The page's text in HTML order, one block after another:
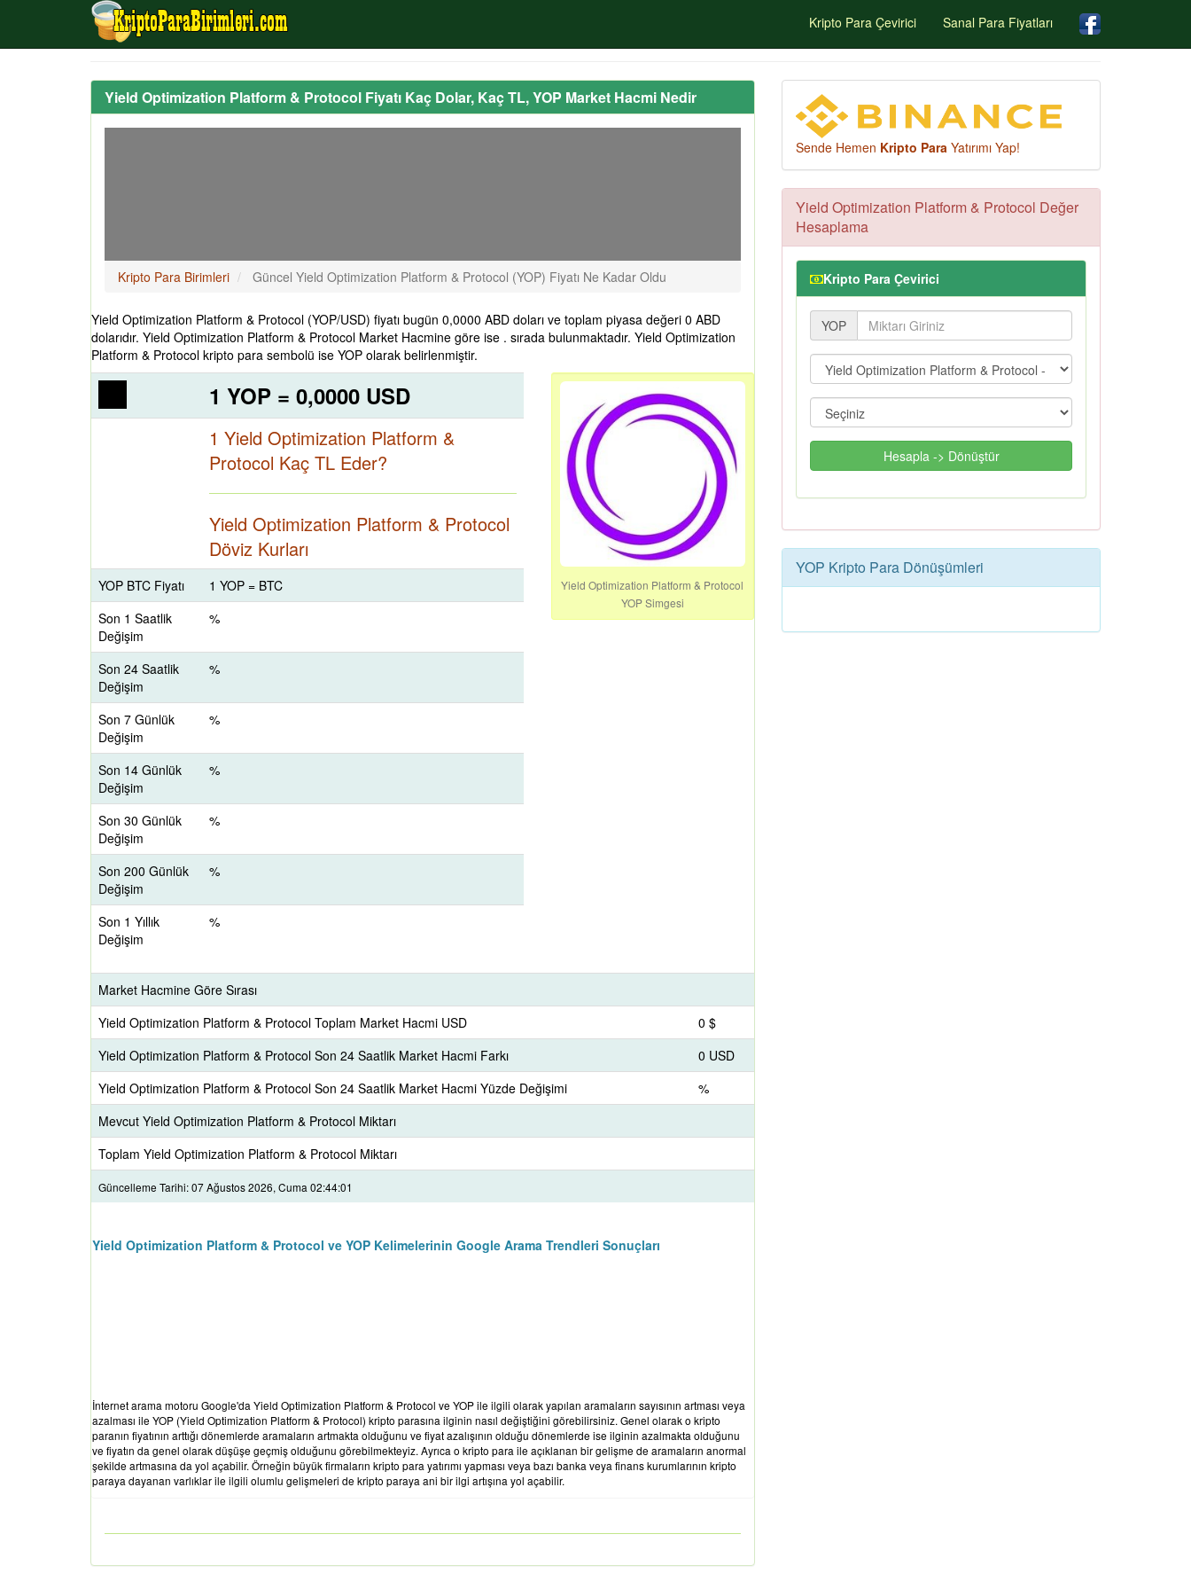
Kripto Para Çevirici Sanal Para Fiyatları
Yield Optimization Platform & Protocol Fiyatı Kaç Dolar, Kaç TL, YOP Market Hacmi Nedir
Kripto Para Birimleri Güncel Yield Optimization Platform & Protocol (YOP) Fiyatı Ne Kadar Oldu
Yield Optimization Platform & Protocol (YOP/USD) fiyatı bugün 0,0000 ABD doları ve toplam piyasa değeri 0 ABD
dolarıdır. Yield Optimization Platform & Protocol Market Hacmine göre ise . sırada bulunmaktadır. Yield Optimization
Platform & Protocol kripto para sembolü ise YOP olarak belirlenmiştir.
1 YOP = 0,0000 USD
1 Yield Optimization Platform &
Protocol Kaç TL Eder?
Yield Optimization Platform & Protocol
Döviz Kurları
YOP BTC Fiyatı
1 YOP = BTC
Son 1 Saatlik
Değişim
%
Son 24 Saatlik
Değişim
%
Son 7 Günlük
Değişim
%
Son 14 Günlük
Değişim
%
Son 30 Günlük
Değişim
%
Son 200 Günlük
Değişim
%
Son 1 Yıllık
Değişim
%
Yield Optimization Platform & Protocol
YOP Simgesi
Market Hacmine Göre Sırası
Yield Optimization Platform & Protocol Toplam Market Hacmi USD
0 $
Yield Optimization Platform & Protocol Son 24 Saatlik Market Hacmi Farkı
0 USD
Yield Optimization Platform & Protocol Son 24 Saatlik Market Hacmi Yüzde Değişimi
%
Mevcut Yield Optimization Platform & Protocol Miktarı
Toplam Yield Optimization Platform & Protocol Miktarı
Güncelleme Tarihi: 07 Ağustos 2026, Cuma 02:44:01
Yield Optimization Platform & Protocol ve YOP Kelimelerinin Google Arama Trendleri Sonuçları
İnternet arama motoru Google'da Yield Optimization Platform & Protocol ve YOP ile ilgili olarak yapılan aramaların sayısının artması veya
azalması ile YOP (Yield Optimization Platform & Protocol) kripto parasına ilginin nasıl değiştiğini görebilirsiniz. Genel olarak o kripto
paranın fiyatının arttığı dönemlerde aramaların artmakta olduğunu ve fiyat azalışının olduğu dönemlerde ise ilginin azalmakta olduğunu
ve fiyatın da genel olarak düşüşe geçmiş olduğunu görebilmekteyiz. Ayrıca o kripto para ile açıklanan bir gelişme de aramaların anormal
şekilde artmasına da yol açabilir. Örneğin büyük firmaların kripto para yatırımı yapması veya bazı banka veya finans kurumlarının kripto
paraya dayanan varlıklar ile ilgili olumlu gelişmeleri de kripto paraya ani bir ilgi artışına yol açabilir.
Sende Hemen Kripto Para Yatırımı Yap!
Yield Optimization Platform & Protocol Değer
Hesaplama
Kripto Para Çevirici
YOP
Hesapla -> Dönüştür
YOP Kripto Para Dönüşümleri